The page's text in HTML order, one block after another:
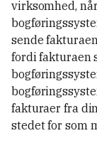
virksomhed,
sende
fordi fakturaen
fakturaer fra
stedet for som